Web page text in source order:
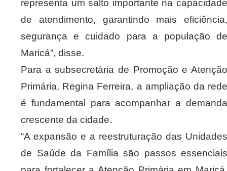
representa um salto importante na capacidade
de atendimento, garantindo mais eficiência,
segurança e cuidado para a população de
Maricá”, disse.
Para a subsecretária de Promoção e Atenção
Primária, Regina Ferreira, a ampliação da rede
é fundamental para acompanhar a demanda
crescente da cidade.
“A expansão e a reestruturação das Unidades
de Saúde da Família são passos essenciais